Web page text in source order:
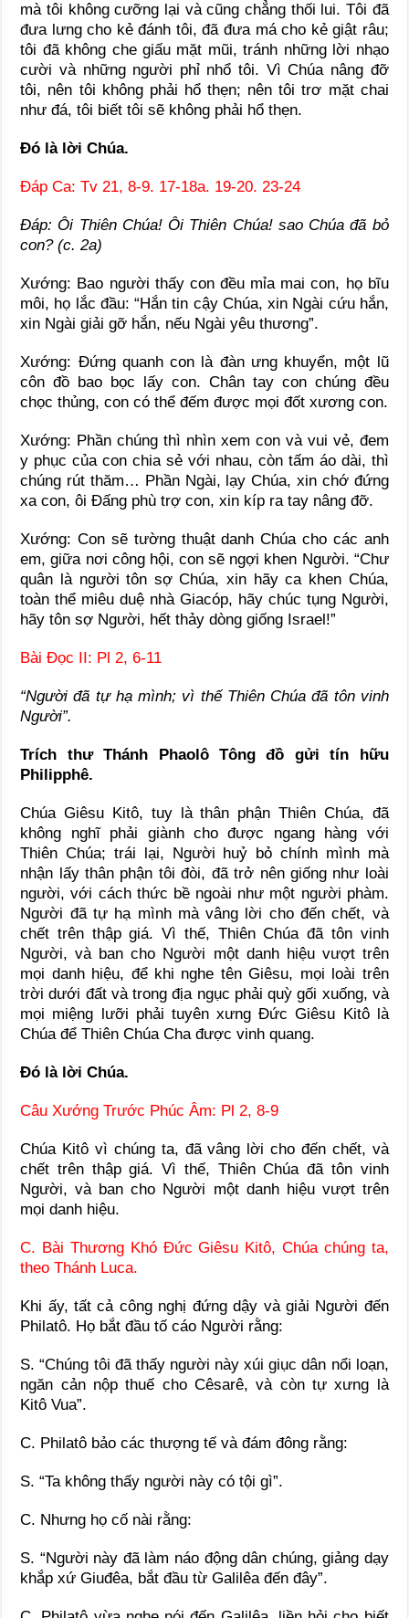
mà tôi không cưỡng lại và cũng chẳng thối lui. Tôi đã
đưa lưng cho kẻ đánh tôi, đã đưa má cho kẻ giật râu;
tôi đã không che giấu mặt mũi, tránh những lời nhạo
cười và những người phỉ nhổ tôi. Vì Chúa nâng đỡ
tôi, nên tôi không phải hổ thẹn; nên tôi trơ mặt chai
như đá, tôi biết tôi sẽ không phải hổ thẹn.
Ðó là lời Chúa.
Ðáp Ca: Tv 21, 8-9. 17-18a. 19-20. 23-24
Ðáp: Ôi Thiên Chúa! Ôi Thiên Chúa! sao Chúa đã bỏ
con? (c. 2a)
Xướng: Bao người thấy con đều mỉa mai con, họ bĩu
môi, họ lắc đầu: “Hắn tin cậy Chúa, xin Ngài cứu hắn,
xin Ngài giải gỡ hắn, nếu Ngài yêu thương”.
Xướng: Ðứng quanh con là đàn ưng khuyển, một lũ
côn đồ bao bọc lấy con. Chân tay con chúng đều
chọc thủng, con có thể đếm được mọi đốt xương con.
Xướng: Phần chúng thì nhìn xem con và vui vẻ, đem
y phục của con chia sẻ với nhau, còn tấm áo dài, thì
chúng rút thăm… Phần Ngài, lạy Chúa, xin chớ đứng
xa con, ôi Ðấng phù trợ con, xin kíp ra tay nâng đỡ.
Xướng: Con sẽ tường thuật danh Chúa cho các anh
em, giữa nơi công hội, con sẽ ngợi khen Người. “Chư
quân là người tôn sợ Chúa, xin hãy ca khen Chúa,
toàn thể miêu duệ nhà Giacóp, hãy chúc tụng Người,
hãy tôn sợ Người, hết thảy dòng giống Israel!”
Bài Ðọc II: Pl 2, 6-11
“Người đã tự hạ mình; vì thế Thiên Chúa đã tôn vinh
Người”.
Trích thư Thánh Phaolô Tông đồ gửi tín hữu
Philipphê.
Chúa Giêsu Kitô, tuy là thân phận Thiên Chúa, đã
không nghĩ phải giành cho được ngang hàng với
Thiên Chúa; trái lại, Người huỷ bỏ chính mình mà
nhận lấy thân phận tôi đòi, đã trở nên giống như loài
người, với cách thức bề ngoài như một người phàm.
Người đã tự hạ mình mà vâng lời cho đến chết, và
chết trên thập giá. Vì thế, Thiên Chúa đã tôn vinh
Người, và ban cho Người một danh hiệu vượt trên
mọi danh hiệu, để khi nghe tên Giêsu, mọi loài trên
trời dưới đất và trong địa ngục phải quỳ gối xuống, và
mọi miệng lưỡi phải tuyên xưng Ðức Giêsu Kitô là
Chúa để Thiên Chúa Cha được vinh quang.
Ðó là lời Chúa.
Câu Xướng Trước Phúc Âm: Pl 2, 8-9
Chúa Kitô vì chúng ta, đã vâng lời cho đến chết, và
chết trên thập giá. Vì thế, Thiên Chúa đã tôn vinh
Người, và ban cho Người một danh hiệu vượt trên
mọi danh hiệu.
C. Bài Thương Khó Ðức Giêsu Kitô, Chúa chúng ta,
theo Thánh Luca.
Khi ấy, tất cả công nghị đứng dậy và giải Người đến
Philatô. Họ bắt đầu tố cáo Người rằng:
S. “Chúng tôi đã thấy người này xúi giục dân nổi loạn,
ngăn cản nộp thuế cho Cêsarê, và còn tự xưng là
Kitô Vua”.
C. Philatô bảo các thượng tế và đám đông rằng:
S. “Ta không thấy người này có tội gì”.
C. Nhưng họ cố nài rằng:
S. “Người này đã làm náo động dân chúng, giảng dạy
khắp xứ Giuđêa, bắt đầu từ Galilêa đến đây”.